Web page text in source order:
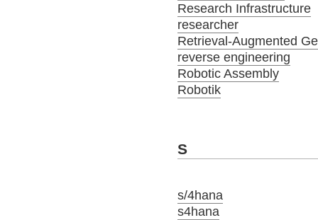
Research Infrastructure
researcher
Retrieval-Augmented
reverse engineering
Robotic Assembly
Robotik
S
s/4hana
s4hana